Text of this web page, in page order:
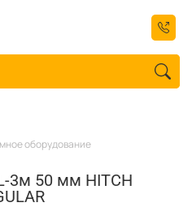
оборудование
3м 50 мм HITCH